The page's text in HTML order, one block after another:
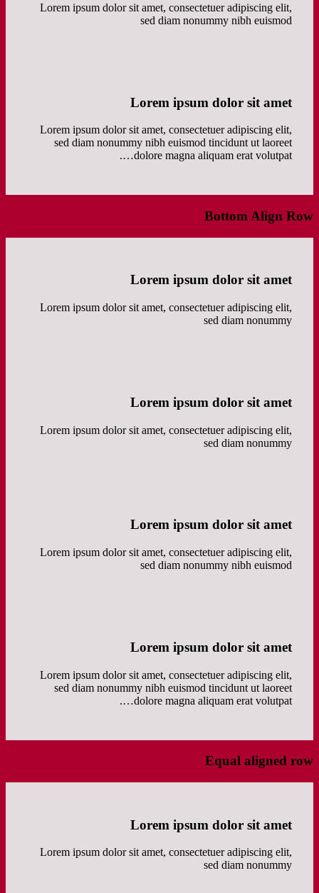
Lorem ipsum dolor sit amet, consectetuer adipiscing elit,
sed diam nonummy nibh euismod
Lorem ipsum dolor sit amet
Lorem ipsum dolor sit amet, consectetuer adipiscing elit,
sed diam nonummy nibh euismod tincidunt ut laoreet
dolore magna aliquam erat volutpat….
Bottom Align Row
Lorem ipsum dolor sit amet
Lorem ipsum dolor sit amet, consectetuer adipiscing elit,
sed diam nonummy
Lorem ipsum dolor sit amet
Lorem ipsum dolor sit amet, consectetuer adipiscing elit,
sed diam nonummy
Lorem ipsum dolor sit amet
Lorem ipsum dolor sit amet, consectetuer adipiscing elit,
sed diam nonummy nibh euismod
Lorem ipsum dolor sit amet
Lorem ipsum dolor sit amet, consectetuer adipiscing elit,
sed diam nonummy nibh euismod tincidunt ut laoreet
dolore magna aliquam erat volutpat….
Equal aligned row
Lorem ipsum dolor sit amet
Lorem ipsum dolor sit amet, consectetuer adipiscing elit,
sed diam nonummy